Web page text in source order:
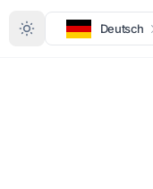
Deutsch